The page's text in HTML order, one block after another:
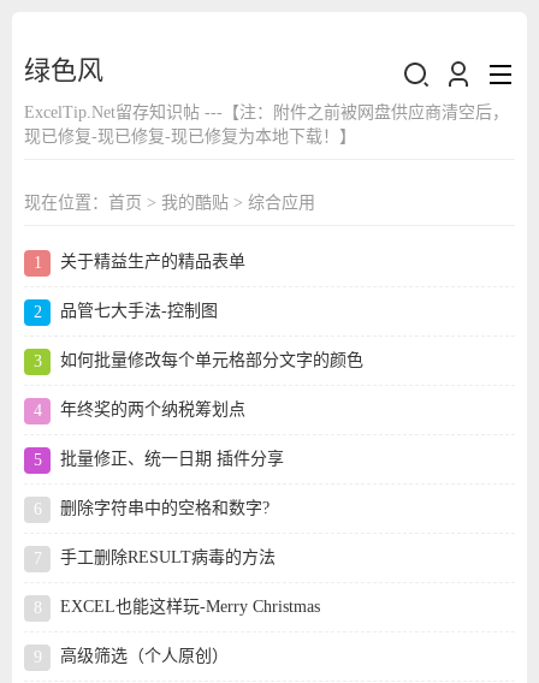
绿色风
ExcelTip.Net留存知识帖 ---【注：附件之前被网盘供应商清空后，
现已修复-现已修复-现已修复为本地下载！】
现在位置： 首页 > 我的酷贴 > 综合应用
关于精益生产的精品表单
品管七大手法-控制图
如何批量修改每个单元格部分文字的颜色
年终奖的两个纳税筹划点
批量修正、统一日期 插件分享
删除字符串中的空格和数字?
手工删除RESULT病毒的方法
EXCEL也能这样玩-Merry Christmas
高级筛选（个人原创）